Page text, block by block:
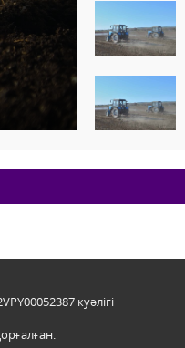
куәлігі